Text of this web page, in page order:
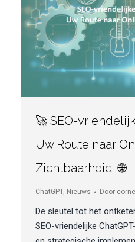
🚀 SEO-
Uw Route naar
Zichtbaarheid! 🌐
ChatGPT, Nieuws Door
De sleutel tot het
SEO-vriendelijke